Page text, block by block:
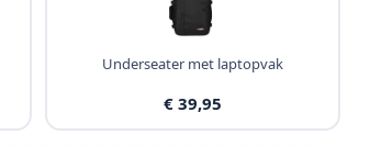
Underseater met laptopvak
€ 39,95